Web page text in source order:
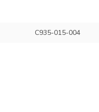
C935-015-004